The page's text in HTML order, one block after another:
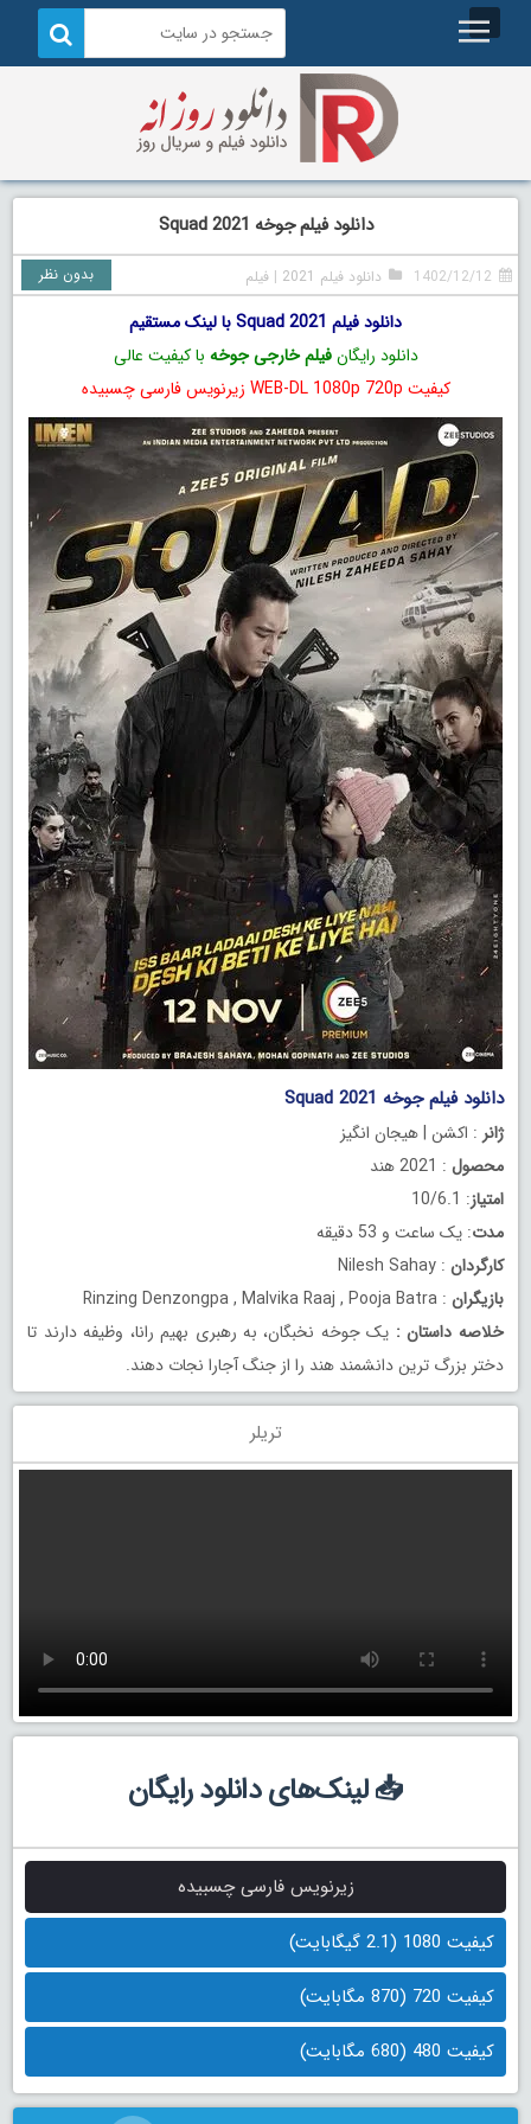
دانلود فیلم جوخه Squad 2021
1402/12/12 دانلود فیلم 2021 |فیلم بدون نظر
دانلود فیلم Squad 2021 با لینک مستقیم
دانلود رایگانفیلم خارجی جوخه با کیفیت عالی
کیفیت WEB-DL 1080p 720p زیرنویس فارسی چسبیده
دانلود فیلم جوخه Squad 2021
ژانر : اکشن | هیجان انگیز
محصول : 2021 هند
امتیاز: 10/6.1
مدت: یک ساعت و 53 دقیقه
کارگردان : Nilesh Sahay
بازیگران : Rinzing Denzongpa , Malvika Raaj , Pooja Batra
خلاصه داستان : یک جوخه نخبگان، به رهبری بهیم رانا، وظیفه دارند تا
دختر بزرگ ترین دانشمند هند را از جنگ آجارا نجات دهند.
تریلر
📥 لینک‌های دانلود رایگان
زیرنویس فارسی چسبیده
کیفیت 1080 (2.1 گیگابایت)
کیفیت 720 (870 مگابایت)
کیفیت 480 (680 مگابایت)